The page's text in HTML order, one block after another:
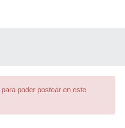
para poder postear en este